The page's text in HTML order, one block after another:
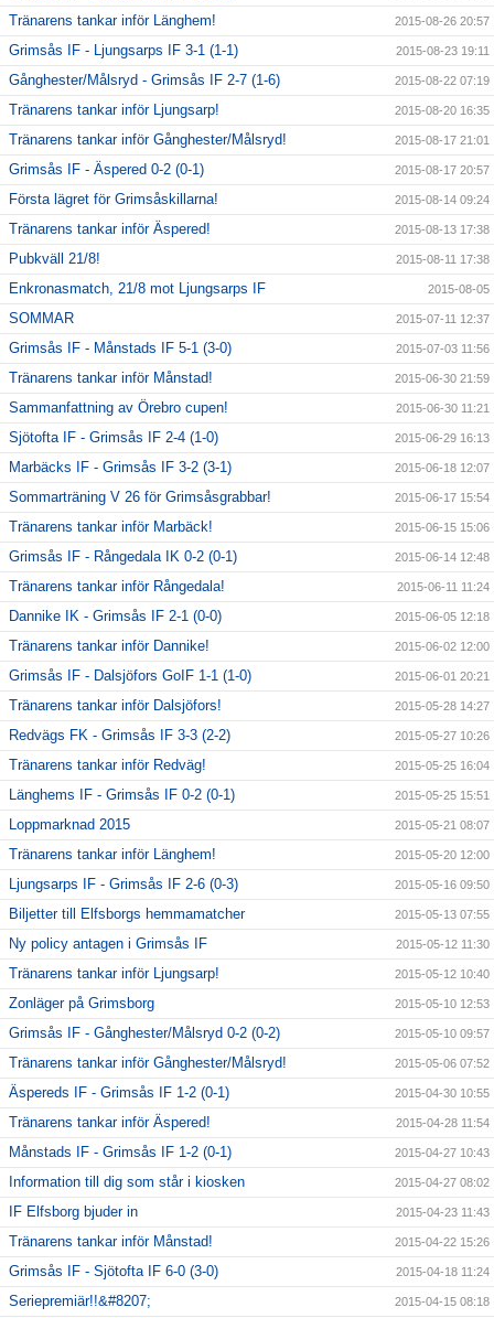
Tränarens tankar inför Länghem! 2015-08-26 20:57
Grimsås IF - Ljungsarps IF 3-1 (1-1) 2015-08-23 19:11
Gånghester/Målsryd - Grimsås IF 2-7 (1-6) 2015-08-22 07:19
Tränarens tankar inför Ljungsarp! 2015-08-20 16:35
Tränarens tankar inför Gånghester/Målsryd! 2015-08-17 21:01
Grimsås IF - Äspered 0-2 (0-1) 2015-08-17 20:57
Första lägret för Grimsåskillarna! 2015-08-14 09:24
Tränarens tankar inför Äspered! 2015-08-13 17:38
Pubkväll 21/8! 2015-08-11 17:38
Enkronasmatch, 21/8 mot Ljungsarps IF 2015-08-05
SOMMAR 2015-07-11 12:37
Grimsås IF - Månstads IF 5-1 (3-0) 2015-07-03 11:56
Tränarens tankar inför Månstad! 2015-06-30 21:59
Sammanfattning av Örebro cupen! 2015-06-30 11:21
Sjötofta IF - Grimsås IF 2-4 (1-0) 2015-06-29 16:13
Marbäcks IF - Grimsås IF 3-2 (3-1) 2015-06-18 12:07
Sommarträning V 26 för Grimsåsgrabbar! 2015-06-17 15:54
Tränarens tankar inför Marbäck! 2015-06-15 15:06
Grimsås IF - Rångedala IK 0-2 (0-1) 2015-06-14 12:48
Tränarens tankar inför Rångedala! 2015-06-11 11:24
Dannike IK - Grimsås IF 2-1 (0-0) 2015-06-05 12:18
Tränarens tankar inför Dannike! 2015-06-02 12:00
Grimsås IF - Dalsjöfors GoIF 1-1 (1-0) 2015-06-01 20:21
Tränarens tankar inför Dalsjöfors! 2015-05-28 14:27
Redvägs FK - Grimsås IF 3-3 (2-2) 2015-05-27 10:26
Tränarens tankar inför Redväg! 2015-05-25 16:04
Länghems IF - Grimsås IF 0-2 (0-1) 2015-05-25 15:51
Loppmarknad 2015 2015-05-21 08:07
Tränarens tankar inför Länghem! 2015-05-20 12:00
Ljungsarps IF - Grimsås IF 2-6 (0-3) 2015-05-16 09:50
Biljetter till Elfsborgs hemmamatcher 2015-05-13 07:55
Ny policy antagen i Grimsås IF 2015-05-12 11:30
Tränarens tankar inför Ljungsarp! 2015-05-12 10:40
Zonläger på Grimsborg 2015-05-10 12:53
Grimsås IF - Gånghester/Målsryd 0-2 (0-2) 2015-05-10 09:57
Tränarens tankar inför Gånghester/Målsryd! 2015-05-06 07:52
Äspereds IF - Grimsås IF 1-2 (0-1) 2015-04-30 10:55
Tränarens tankar inför Äspered! 2015-04-28 11:54
Månstads IF - Grimsås IF 1-2 (0-1) 2015-04-27 10:43
Information till dig som står i kiosken 2015-04-27 08:02
IF Elfsborg bjuder in 2015-04-23 11:43
Tränarens tankar inför Månstad! 2015-04-22 15:26
Grimsås IF - Sjötofta IF 6-0 (3-0) 2015-04-18 11:24
Seriepremiär!!&#8207; 2015-04-15 08:18